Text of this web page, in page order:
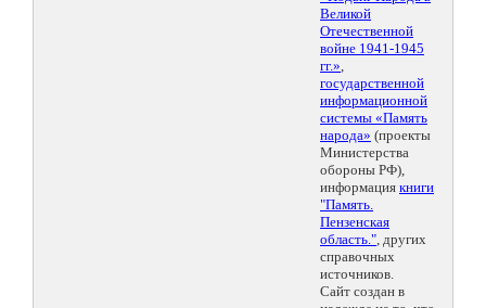
Великой
Отечественной
войне 1941-1945
гг.»,
государственной
информационной
системы «Память
народа» (проекты
Министерства
обороны РФ),
информация книги
"Память.
Пензенская
область.", других
справочных
источников.
Сайт создан в